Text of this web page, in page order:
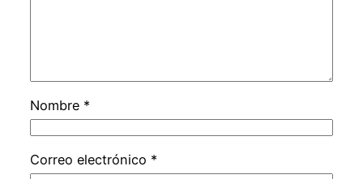
Nombre *
Correo electrónico *